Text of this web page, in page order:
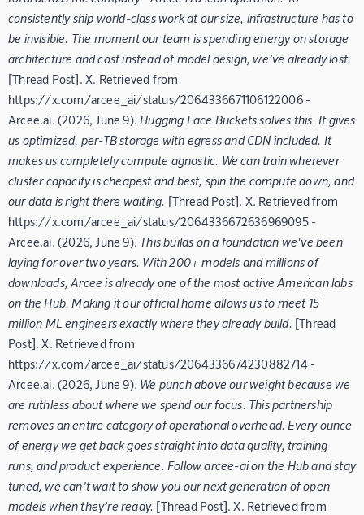
consistently ship world-class work at our size, infrastructure has to
be invisible. The moment our team is spending energy on storage
architecture and cost instead of model design, we’ve already lost.
[Thread Post]. X. Retrieved from
https://x.com/arcee_ai/status/2064336671106122006 -
Arcee.ai. (2026, June 9). Hugging Face Buckets solves this. It gives
us optimized, per-TB storage with egress and CDN included. It
makes us completely compute agnostic. We can train wherever
cluster capacity is cheapest and best, spin the compute down, and
our data is right there waiting. [Thread Post]. X. Retrieved from
https://x.com/arcee_ai/status/2064336672636969095 -
Arcee.ai. (2026, June 9). This builds on a foundation we've been
laying for over two years. With 200+ models and millions of
downloads, Arcee is already one of the most active American labs
on the Hub. Making it our official home allows us to meet 15
million ML engineers exactly where they already build. [Thread
Post]. X. Retrieved from
https://x.com/arcee_ai/status/2064336674230882714 -
Arcee.ai. (2026, June 9). We punch above our weight because we
are ruthless about where we spend our focus. This partnership
removes an entire category of operational overhead. Every ounce
of energy we get back goes straight into data quality, training
runs, and product experience. Follow arcee-ai on the Hub and stay
tuned, we can’t wait to show you our next generation of open
models when they’re ready. [Thread Post]. X. Retrieved from